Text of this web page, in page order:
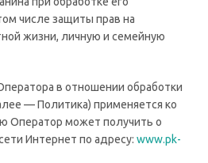
числе защиты прав на
жизни, личную и семейную
в отношении обработки
— Политика) применяется ко
Оператор может получить о
Интернет по адресу: www.pk-